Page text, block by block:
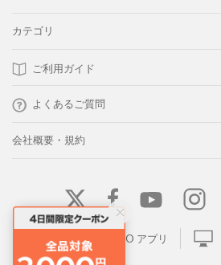
カテゴリ
ご利用ガイド
よくあるご質問
会社概要・規約
LOCONDO アプリ